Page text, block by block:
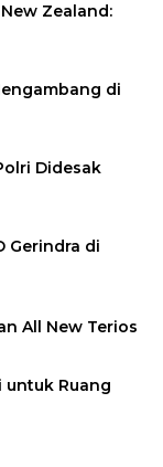
Zealand:
di
Didesak
Gerindra di
All New Terios
untuk Ruang